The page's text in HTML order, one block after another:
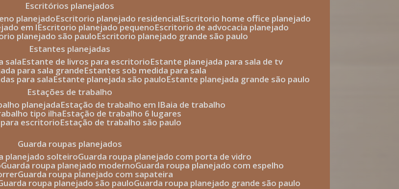
escritórios planejados
planejado escritorio planejado residencial escritorio home office planejado
em l escritorio planejado pequeno escritorio de advocacia planejado
planejado são paulo escritorio planejado grande são paulo
estantes planejadas
sala estante de livros para escritorio estante planejada para sala de tv
para sala grande estantes sob medida para sala
para sala estante planejada são paulo estante planejada grande são paulo
estações de trabalho
planejada estação de trabalho em l baia de trabalho
tipo ilha estação de trabalho 6 lugares
para escritorio estação de trabalho são paulo
guarda roupas planejados
planejado solteiro guarda roupa planejado com porta de vidro
guarda roupa planejado moderno guarda roupa planejado com espelho
guarda roupa planejado com sapateira
guarda roupa planejado são paulo
guarda roupa planejado grande são paulo